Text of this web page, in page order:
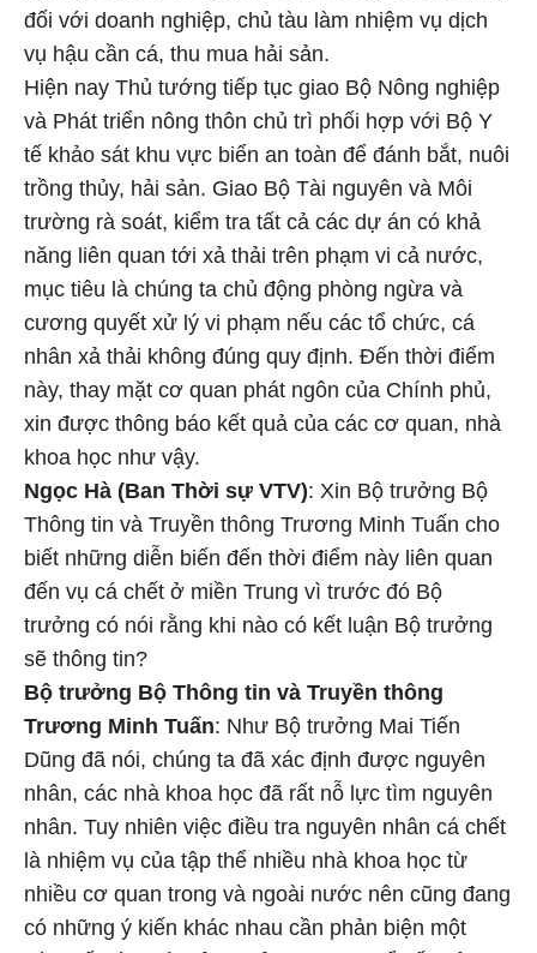
đối với doanh nghiệp, chủ tàu làm nhiệm vụ dịch
vụ hậu cần cá, thu mua hải sản.
Hiện nay Thủ tướng tiếp tục giao Bộ Nông nghiệp
và Phát triển nông thôn chủ trì phối hợp với Bộ Y
tế khảo sát khu vực biển an toàn để đánh bắt, nuôi
trồng thủy, hải sản. Giao Bộ Tài nguyên và Môi
trường rà soát, kiểm tra tất cả các dự án có khả
năng liên quan tới xả thải trên phạm vi cả nước,
mục tiêu là chúng ta chủ động phòng ngừa và
cương quyết xử lý vi phạm nếu các tổ chức, cá
nhân xả thải không đúng quy định. Đến thời điểm
này, thay mặt cơ quan phát ngôn của Chính phủ,
xin được thông báo kết quả của các cơ quan, nhà
khoa học như vậy.
Ngọc Hà (Ban Thời sự VTV): Xin Bộ trưởng Bộ
Thông tin và Truyền thông Trương Minh Tuấn cho
biết những diễn biến đến thời điểm này liên quan
đến vụ cá chết ở miền Trung vì trước đó Bộ
trưởng có nói rằng khi nào có kết luận Bộ trưởng
sẽ thông tin?
Bộ trưởng Bộ Thông tin và Truyền thông
Trương Minh Tuấn: Như Bộ trưởng Mai Tiến
Dũng đã nói, chúng ta đã xác định được nguyên
nhân, các nhà khoa học đã rất nỗ lực tìm nguyên
nhân. Tuy nhiên việc điều tra nguyên nhân cá chết
là nhiệm vụ của tập thể nhiều nhà khoa học từ
nhiều cơ quan trong và ngoài nước nên cũng đang
có những ý kiến khác nhau cần phản biện một